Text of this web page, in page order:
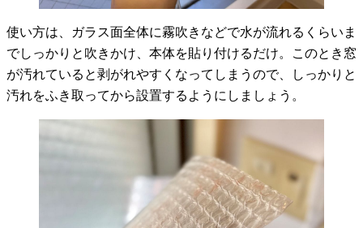
使い方は、ガラス面全体に霧吹きなどで水が流れるくらいま
でしっかりと吹きかけ、本体を貼り付けるだけ。このとき窓
が汚れていると剥がれやすくなってしまうので、しっかりと
汚れをふき取ってから設置するようにしましょう。